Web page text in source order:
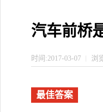
汽车前桥
时间:2017-03-07 浏
最佳答案